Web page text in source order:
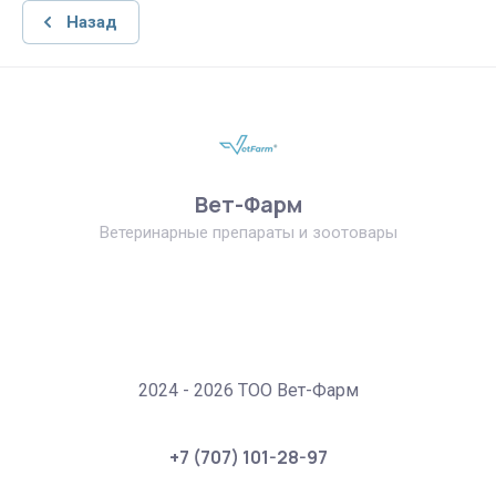
Назад
Вет-Фарм
Ветеринарные препараты и зоотовары
2024 - 2026 ТОО Вет-Фарм
+7 (707) 101-28-97